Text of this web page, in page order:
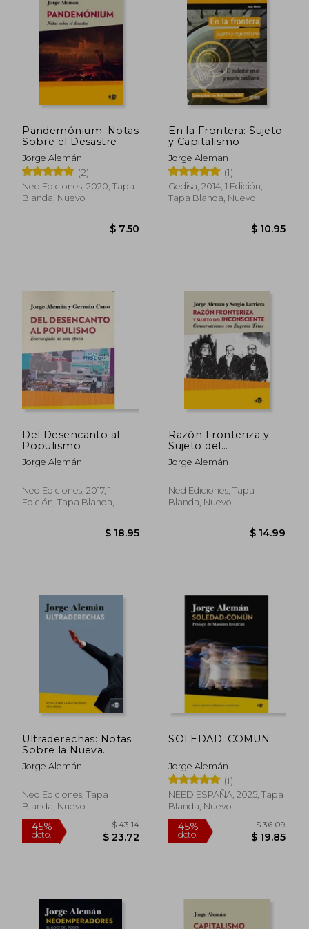
emancipación. Algunas de ellas han sido
coescritas, como Del desencanto al
populismo (2017), junto al filósofo Germán
Cano.
Pandemónium: Notas
Sobre el Desastre
Jorge Alemán
(2)
Ned Ediciones, 2020, Tapa
Blanda, Nuevo
En la Frontera: Sujeto
y Capitalismo
Jorge Aleman
(1)
Gedisa, 2014, 1 Edición,
Tapa Blanda, Nuevo
Del Desencanto al
Populismo
Jorge Alemán
Ned Ediciones, 2017, 1
Edición, Tapa Blanda,
$ 18.95
Razón Fronteriza y
Sujeto del
Inconsciente.
Conversaciones con
Jorge Alemán
Ned Ediciones, Tapa
Blanda, Nuevo
Ultraderechas: Notas
Sobre la Nueva
Deriva Neoliberal
Jorge Alemán
Ned Ediciones, Tapa
Blanda, Nuevo
SOLEDAD: COMUN
Jorge Alemán
(1)
NEED ESPAÑA, 2025, Tapa
Blanda, Nuevo